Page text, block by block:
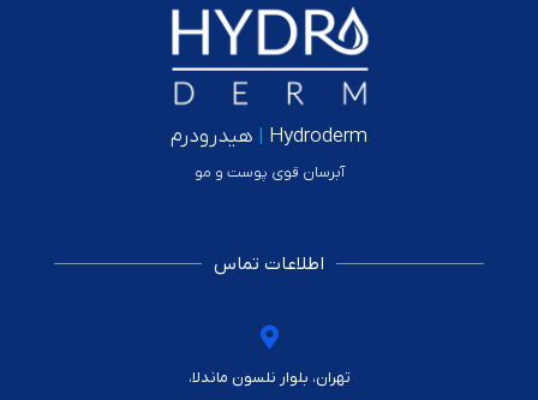
Hydroderm
| هیدرودرم
آبرسان قوی پوست و مو
اطلاعات تماس
تهران، بلوار نلسون ماندلا،